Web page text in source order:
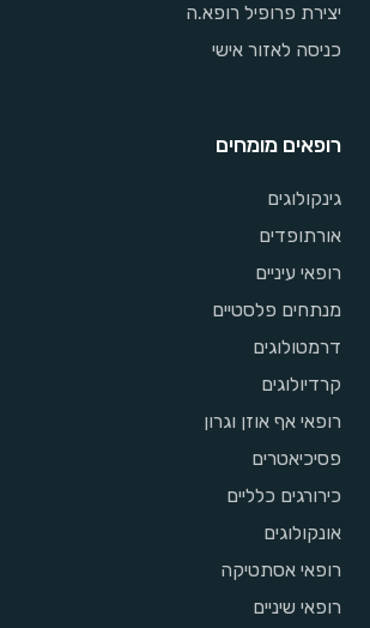
יצירת פרופיל רופא.ה
כניסה לאזור אישי
רופאים מומחים
גינקולוגים
אורתופדים
רופאי עיניים
מנתחים פלסטיים
דרמטולוגים
קרדיולוגים
רופאי אף אוזן וגרון
פסיכיאטרים
כירורגים כלליים
אונקולוגים
רופאי אסתטיקה
רופאי שיניים